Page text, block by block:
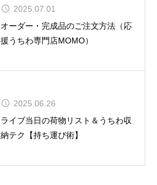
2025.07.01
オーダー・完成品のご注文方法（応
援うちわ専門店MOMO）
2025.06.26
ライブ当日の荷物リスト＆うちわ収
納テク【持ち運び術】
夏uuu祭（なつまつり）開催
松田聖子、通算54作目のアルバムが
TOP10入り！女性歴代1位タイの快
挙達成